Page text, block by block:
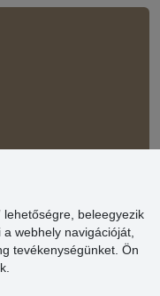
lehetőségre, beleegyezik
webhely navigációját,
tevékenységünket. Ön